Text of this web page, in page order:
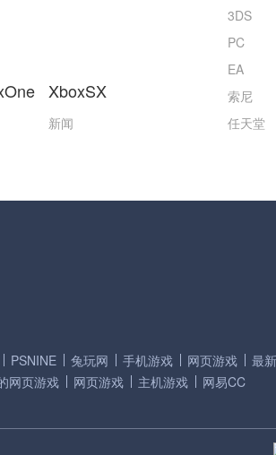
XboxSX
新闻
3DS
PC
EA
索尼
任天堂
PSNINE 兔玩网 手机游戏 网页游戏 最
网页游戏 网页游戏 主机游戏 网易CC